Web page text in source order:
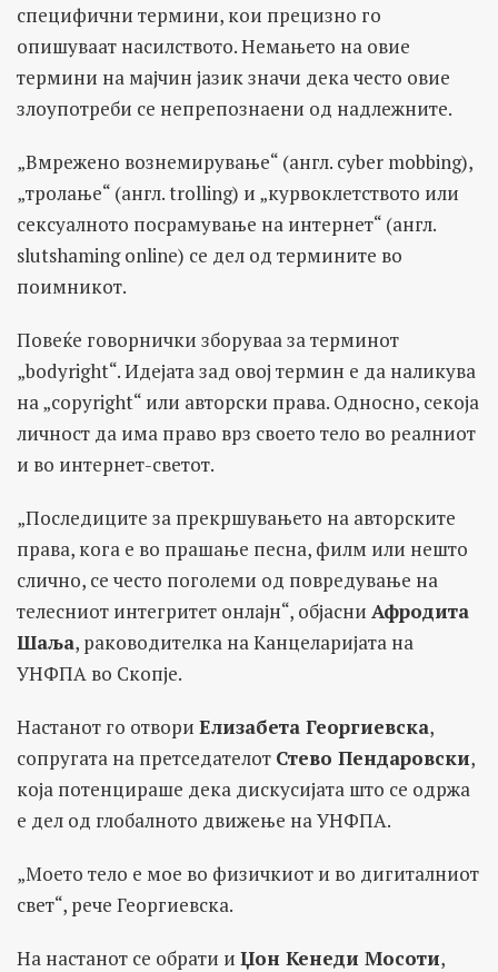
специфични термини, кои прецизно го
опишуваат насилството. Немањето на овие
термини на мајчин јазик значи дека често овие
злоупотреби се непрепознаени од надлежните.
„Вмрежено вознемирување“ (англ. cyber mobbing),
„тролање“ (англ. trolling) и „курвоклетството или
сексуалното посрамување на интернет“ (англ.
slutshaming online) се дел од термините во
поимникот.
Повеќе говорнички зборуваа за терминот
„bodyright“. Идејата зад овој термин е да наликува
на „copyright“ или авторски права. Односно, секоја
личност да има право врз своето тело во реалниот
и во интернет-светот.
„Последиците за прекршувањето на авторските
права, кога е во прашање песна, филм или нешто
слично, се често поголеми од повредување на
телесниот интегритет онлајн“, објасни Афродита
Шаља, раководителка на Канцеларијата на
УНФПА во Скопје.
Настанот го отвори Елизабета Георгиевска,
сопругата на претседателот Стево Пендаровски,
која потенцираше дека дискусијата што се одржа
е дел од глобалното движење на УНФПА.
„Моето тело е мое во физичкиот и во дигиталниот
свет“, рече Георгиевска.
На настанот се обрати и Џон Кенеди Мосоти,